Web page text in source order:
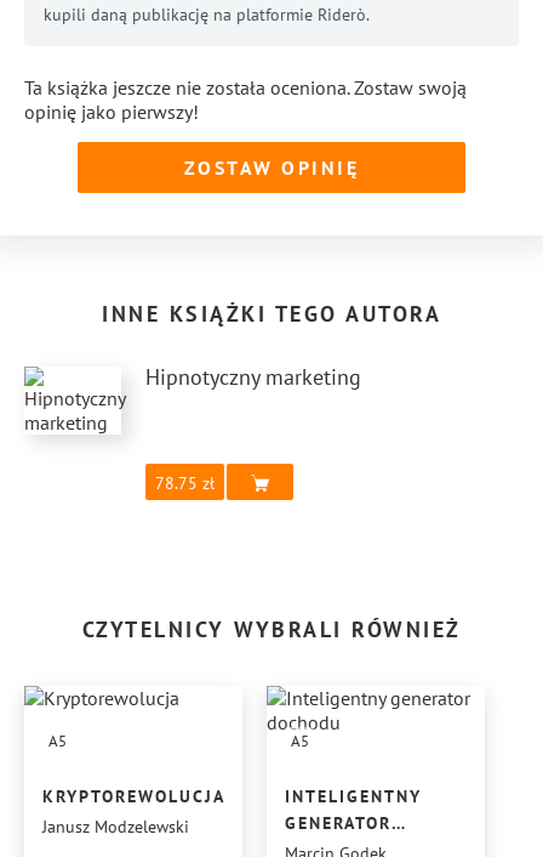
kupili daną publikację na platformie Riderò.
Ta książka jeszcze nie została oceniona. Zostaw swoją
opinię jako pierwszy!
ZOSTAW OPINIĘ
INNE KSIĄŻKI TEGO AUTORA
Hipnotyczny marketing
78.75
CZYTELNICY WYBRALI RÓWNIEŻ
A5
KRYPTOREWOLUCJA
Janusz Modzelewski
A5
INTELIGENTNY
GENERATOR
DOCHODU